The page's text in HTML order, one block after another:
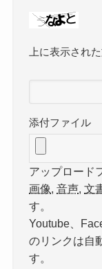
上に表示され
添付ファイル
アップロード
画像,音声,文
す。
Youtube、
のリンクは自
す。